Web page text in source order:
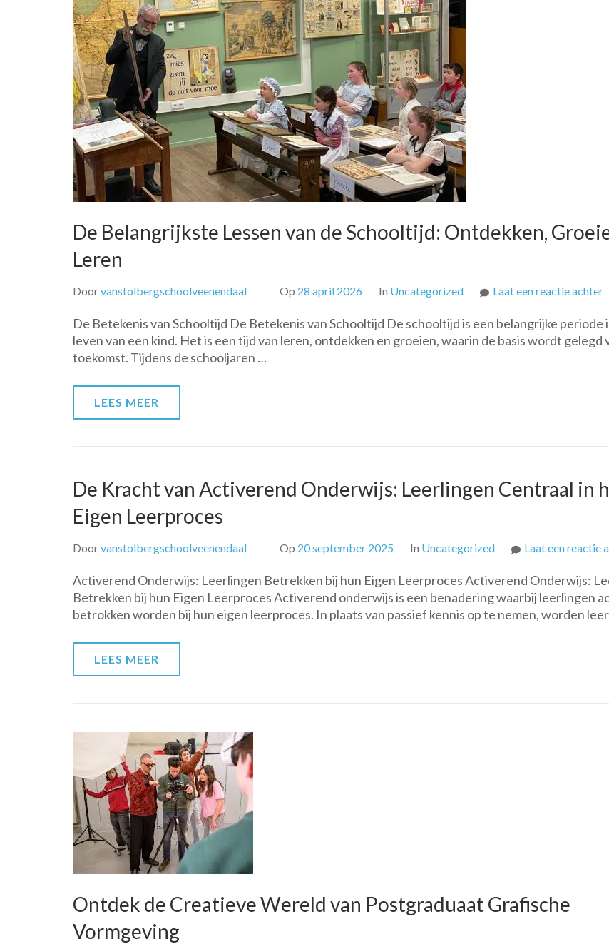
De Belangrijkste Lessen van de Schooltijd: Ontdekken,
Leren
Doorvanstolbergschoolveenendaal Op 28 april 2026 In Uncategorized Laat een reactie achterop
De Betekenis van Schooltijd De Betekenis van Schooltijd De schooltijd is een belangrijke periode
leven van een kind. Het is een tijd van leren, ontdekken en groeien, waarin de basis wordt gelegd
toekomst. Tijdens de schooljaren …
LEES MEER
De Kracht van Activerend Onderwijs: Leerlingen Centraal in
Eigen Leerproces
Doorvanstolbergschoolveenendaal Op 20 september 2025 In Uncategorized Laat een reactie
Activerend Onderwijs: Leerlingen Betrekken bij hun Eigen Leerproces Activerend Onderwijs:
Betrekken bij hun Eigen Leerproces Activerend onderwijs is een benadering waarbij leerlingen
betrokken worden bij hun eigen leerproces. In plaats van passief kennis op te nemen, worden
LEES MEER
Ontdek de Creatieve Wereld van Postgraduaat Grafische
Vormgeving